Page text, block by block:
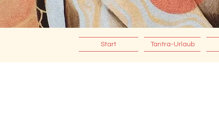
Start Tantra-Urlaub